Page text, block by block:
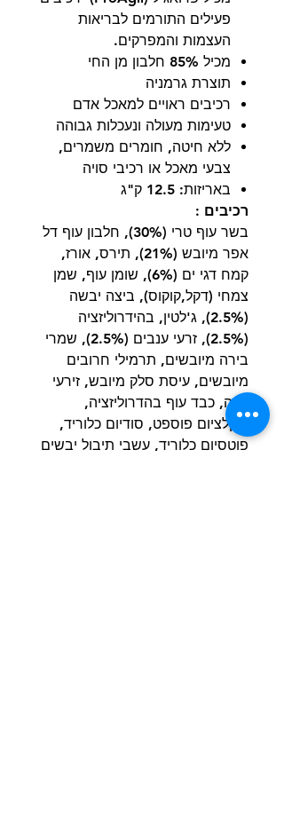
פעילים התורמים לבריאות
העצמות והמפרקים.
מכיל 85% חלבון מן החי
תוצרת גרמניה
רכיבים ראויים למאכל אדם
טעימות מעולה ונעכלות גבוהה
ללא חיטה, חומרים משמרים,
צבעי מאכל או רכיבי סויה
באריזות: 12.5 ק"ג
רכיבים :
בשר עוף טרי (30%), חלבון עוף דל
אפר מיובש (21%), תירס, אורז,
קמח דגי ים (6%), שומן עוף, שמן
צמחי (דקל,קוקוס), ביצה יבשה
(2.5%), ג'לטין, בהידרוליזציה
(2.5%), זרעי ענבים (2.5%), שמרי
בירה מיובשים, תרמילי חרובים
מיובשים, עיסת סלק מיובש, זירעי
צ'יה, כבד עוף בהדרוליזציה,
דיקלציום פוספט, סודיום כלוריד,
פוטסיום כלוריד, עשבי תיבול יבשים